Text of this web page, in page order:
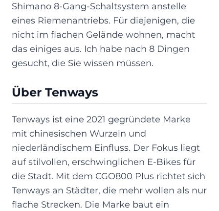
Shimano 8-Gang-Schaltsystem anstelle
eines Riemenantriebs. Für diejenigen, die
nicht im flachen Gelände wohnen, macht
das einiges aus. Ich habe nach 8 Dingen
gesucht, die Sie wissen müssen.
Über Tenways
Tenways ist eine 2021 gegründete Marke
mit chinesischen Wurzeln und
niederländischem Einfluss. Der Fokus liegt
auf stilvollen, erschwinglichen E-Bikes für
die Stadt. Mit dem CGO800 Plus richtet sich
Tenways an Städter, die mehr wollen als nur
flache Strecken. Die Marke baut ein